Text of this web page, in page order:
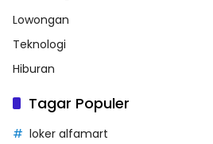
Lowongan
Teknologi
Hiburan
Tagar Populer
loker alfamart